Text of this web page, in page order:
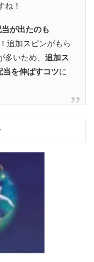
ね！
が出たのも
追加スピンがもら
多いため、 追加ス
当を伸ばすコツに